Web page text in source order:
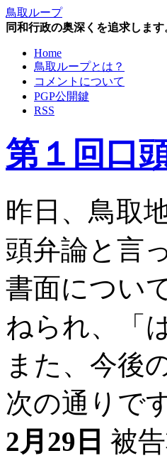
鳥取ループ
同和行政の奥深くを追求します
Home
鳥取ループとは？
コメントについて
PGP公開鍵
RSS
第１回口
昨日、鳥取
頭弁論と言
書面につい
ねられ、「
また、今後
次の通りです
2月29日 被